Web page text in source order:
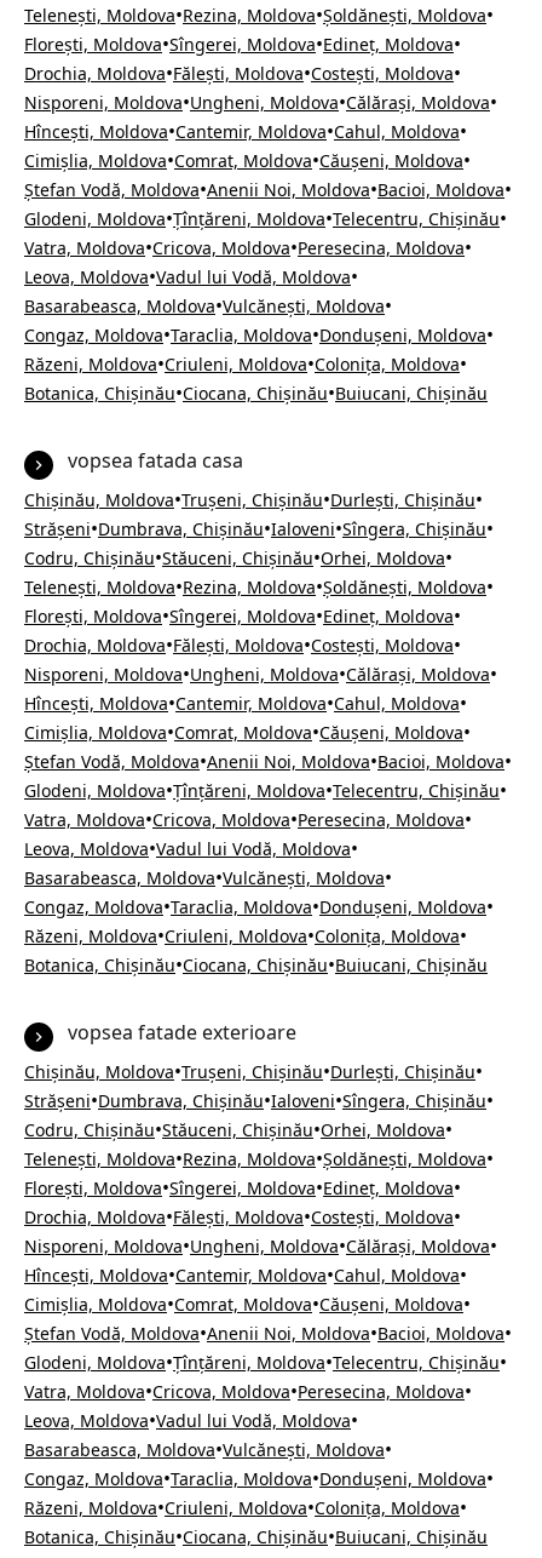
Telenești, Moldova•Rezina, Moldova•Șoldănești, Moldova•
Florești, Moldova•Sîngerei, Moldova•Edineț, Moldova•
Drochia, Moldova•Fălești, Moldova•Costești, Moldova•
Nisporeni, Moldova•Ungheni, Moldova•Călărași, Moldova•
Hîncești, Moldova•Cantemir, Moldova•Cahul, Moldova•
Cimișlia, Moldova•Comrat, Moldova•Căușeni, Moldova•
Ștefan Vodă, Moldova•Anenii Noi, Moldova•Bacioi, Moldova•
Glodeni, Moldova•Țînțăreni, Moldova•Telecentru, Chișinău•
Vatra, Moldova•Cricova, Moldova•Peresecina, Moldova•
Leova, Moldova•Vadul lui Vodă, Moldova•
Basarabeasca, Moldova•Vulcănești, Moldova•
Congaz, Moldova•Taraclia, Moldova•Dondușeni, Moldova•
Răzeni, Moldova•Criuleni, Moldova•Colonița, Moldova•
Botanica, Chișinău•Ciocana, Chișinău•Buiucani, Chișinău
vopsea fatada casa
Chișinău, Moldova•Trușeni, Chișinău•Durlești, Chișinău•
Strășeni•Dumbrava, Chișinău•Ialoveni•Sîngera, Chișinău•
Codru, Chișinău•Stăuceni, Chișinău•Orhei, Moldova•
Telenești, Moldova•Rezina, Moldova•Șoldănești, Moldova•
Florești, Moldova•Sîngerei, Moldova•Edineț, Moldova•
Drochia, Moldova•Fălești, Moldova•Costești, Moldova•
Nisporeni, Moldova•Ungheni, Moldova•Călărași, Moldova•
Hîncești, Moldova•Cantemir, Moldova•Cahul, Moldova•
Cimișlia, Moldova•Comrat, Moldova•Căușeni, Moldova•
Ștefan Vodă, Moldova•Anenii Noi, Moldova•Bacioi, Moldova•
Glodeni, Moldova•Țînțăreni, Moldova•Telecentru, Chișinău•
Vatra, Moldova•Cricova, Moldova•Peresecina, Moldova•
Leova, Moldova•Vadul lui Vodă, Moldova•
Basarabeasca, Moldova•Vulcănești, Moldova•
Congaz, Moldova•Taraclia, Moldova•Dondușeni, Moldova•
Răzeni, Moldova•Criuleni, Moldova•Colonița, Moldova•
Botanica, Chișinău•Ciocana, Chișinău•Buiucani, Chișinău
vopsea fatade exterioare
Chișinău, Moldova•Trușeni, Chișinău•Durlești, Chișinău•
Strășeni•Dumbrava, Chișinău•Ialoveni•Sîngera, Chișinău•
Codru, Chișinău•Stăuceni, Chișinău•Orhei, Moldova•
Telenești, Moldova•Rezina, Moldova•Șoldănești, Moldova•
Florești, Moldova•Sîngerei, Moldova•Edineț, Moldova•
Drochia, Moldova•Fălești, Moldova•Costești, Moldova•
Nisporeni, Moldova•Ungheni, Moldova•Călărași, Moldova•
Hîncești, Moldova•Cantemir, Moldova•Cahul, Moldova•
Cimișlia, Moldova•Comrat, Moldova•Căușeni, Moldova•
Ștefan Vodă, Moldova•Anenii Noi, Moldova•Bacioi, Moldova•
Glodeni, Moldova•Țînțăreni, Moldova•Telecentru, Chișinău•
Vatra, Moldova•Cricova, Moldova•Peresecina, Moldova•
Leova, Moldova•Vadul lui Vodă, Moldova•
Basarabeasca, Moldova•Vulcănești, Moldova•
Congaz, Moldova•Taraclia, Moldova•Dondușeni, Moldova•
Răzeni, Moldova•Criuleni, Moldova•Colonița, Moldova•
Botanica, Chișinău•Ciocana, Chișinău•Buiucani, Chișinău